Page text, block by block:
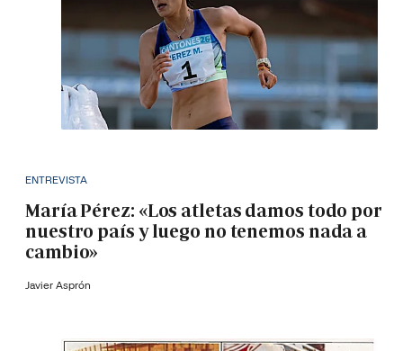
ENTREVISTA
María Pérez: «Los atletas damos todo por
nuestro país y luego no tenemos nada a
cambio»
Javier Asprón